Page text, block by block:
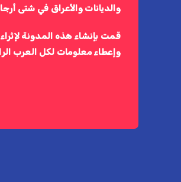
والديانات والأعراق في شتى
قمت بإنشاء هذه المدونة
وإعطاء معلومات لكل العرب